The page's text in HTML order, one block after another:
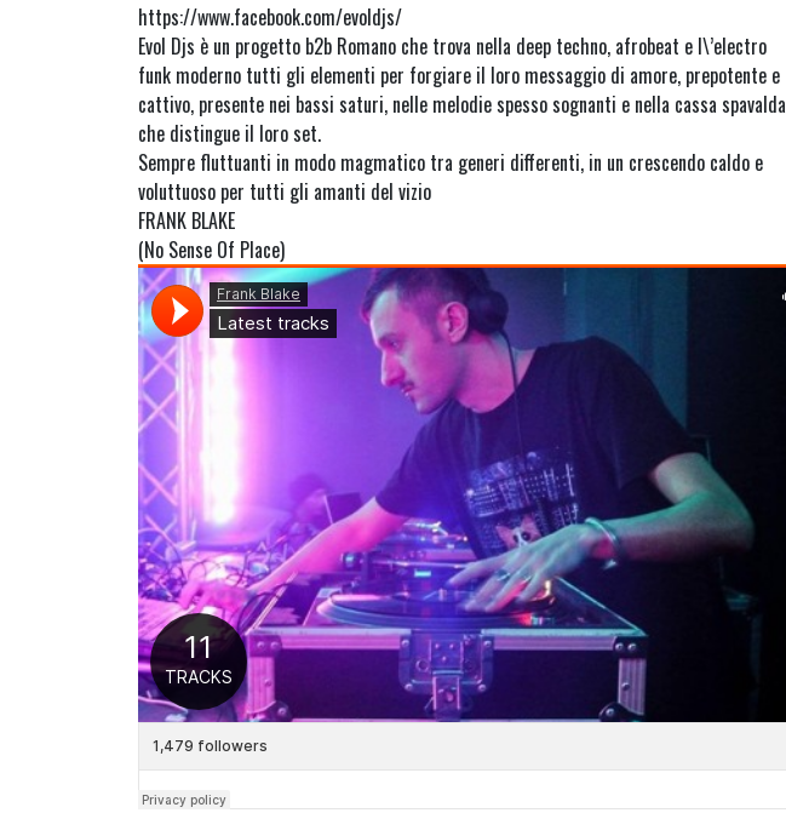
https://www.facebook.com/evoldjs/
Evol Djs è un progetto b2b Romano che trova nella deep techno, afrobeat e l\’electro
funk moderno tutti gli elementi per forgiare il loro messaggio di amore, prepotente e
cattivo, presente nei bassi saturi, nelle melodie spesso sognanti e nella cassa spavalda
che distingue il loro set.
Sempre fluttuanti in modo magmatico tra generi differenti, in un crescendo caldo e
voluttuoso per tutti gli amanti del vizio
FRANK BLAKE
(No Sense Of Place)